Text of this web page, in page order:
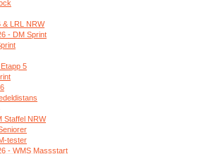
& LRL NRW
- DM Sprint
5
Staffel NRW
tester
- WMS Massstart